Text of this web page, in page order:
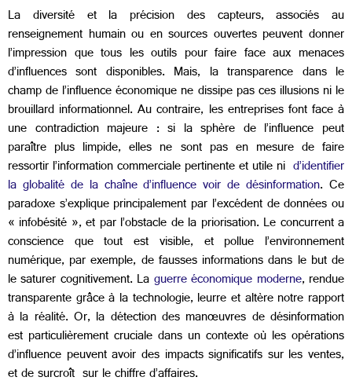
La diversité et la précision des capteurs, associés au
renseignement humain ou en sources ouvertes peuvent donner
l’impression que tous les outils pour faire face aux menaces
d’influences sont disponibles. Mais, la transparence dans le
champ de l’influence économique ne dissipe pas ces illusions ni le
brouillard informationnel. Au contraire, les entreprises font face à
une contradiction majeure : si la sphère de l’influence peut
paraître plus limpide, elles ne sont pas en mesure de faire
ressortir l’information commerciale pertinente et utile ni d’identifier
la globalité de la chaîne d’influence voir de désinformation. Ce
paradoxe s’explique principalement par l’excédent de données ou
« infobésité », et par l’obstacle de la priorisation. Le concurrent a
conscience que tout est visible, et pollue l’environnement
numérique, par exemple, de fausses informations dans le but de
le saturer cognitivement. Laguerre économique moderne, rendue
transparente grâce à la technologie, leurre et altère notre rapport
à la réalité. Or, la détection des manœuvres de désinformation
est particulièrement cruciale dans un contexte où les opérations
d’influence peuvent avoir des impacts significatifs sur les ventes,
et de surcroît sur le chiffre d’affaires.